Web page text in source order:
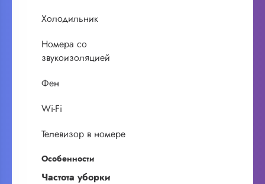
Холодильник
Номера со
звукоизоляцией
Фен
Wi-Fi
Телевизор в номере
Особенности
Частота уборки